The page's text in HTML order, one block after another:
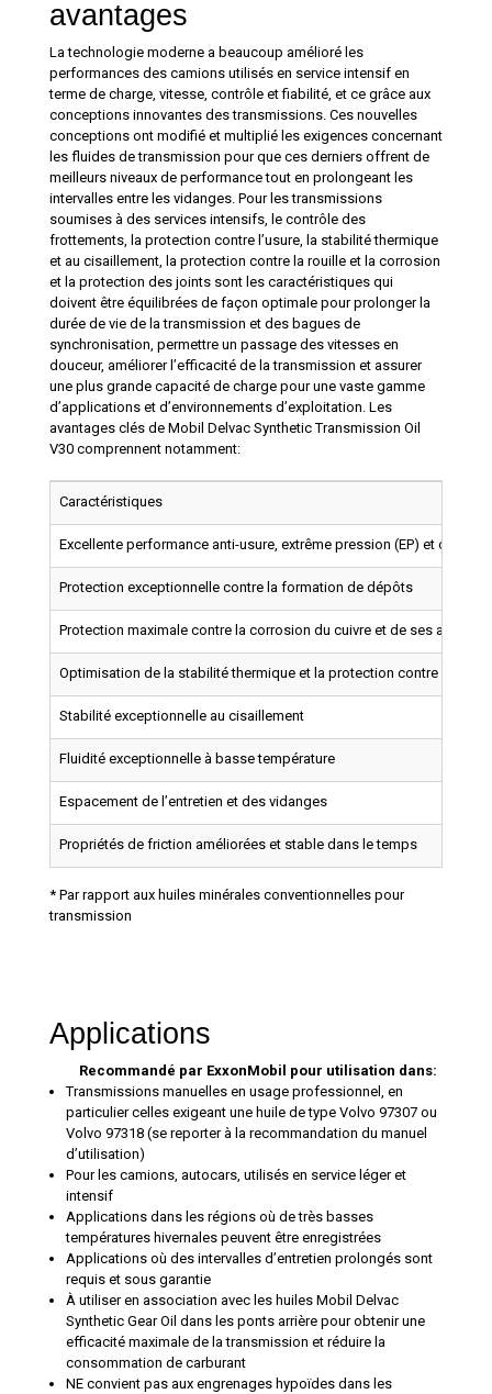
avantages
La technologie moderne a beaucoup amélioré les
performances des camions utilisés en service intensif en
terme de charge, vitesse, contrôle et fiabilité, et ce grâce aux
conceptions innovantes des transmissions. Ces nouvelles
conceptions ont modifié et multiplié les exigences concernant
les fluides de transmission pour que ces derniers offrent de
meilleurs niveaux de performance tout en prolongeant les
intervalles entre les vidanges. Pour les transmissions
soumises à des services intensifs, le contrôle des
frottements, la protection contre l’usure, la stabilité thermique
et au cisaillement, la protection contre la rouille et la corrosion
et la protection des joints sont les caractéristiques qui
doivent être équilibrées de façon optimale pour prolonger la
durée de vie de la transmission et des bagues de
synchronisation, permettre un passage des vitesses en
douceur, améliorer l’efficacité de la transmission et assurer
une plus grande capacité de charge pour une vaste gamme
d’applications et d’environnements d’exploitation. Les
avantages clés de Mobil Delvac Synthetic Transmission Oil
V30 comprennent notamment:
Caractéristiques
Excellente performance anti-usure, extrême pression (EP) et
Protection exceptionnelle contre la formation de dépôts
Protection maximale contre la corrosion du cuivre et de ses alliages
Optimisation de la stabilité thermique et la protection contre
Stabilité exceptionnelle au cisaillement
Fluidité exceptionnelle à basse température
Espacement de l’entretien et des vidanges
Propriétés de friction améliorées et stable dans le temps
* Par rapport aux huiles minérales conventionnelles pour
transmission
Applications
Recommandé par ExxonMobil pour utilisation dans:
Transmissions manuelles en usage professionnel, en
particulier celles exigeant une huile de type Volvo 97307 ou
Volvo 97318 (se reporter à la recommandation du manuel
d’utilisation)
Pour les camions, autocars, utilisés en service léger et
intensif
Applications dans les régions où de très basses
températures hivernales peuvent être enregistrées
Applications où des intervalles d’entretien prolongés sont
requis et sous garantie
À utiliser en association avec les huiles Mobil Delvac
Synthetic Gear Oil dans les ponts arrière pour obtenir une
efficacité maximale de la transmission et réduire la
consommation de carburant
NE convient pas aux engrenages hypoïdes dans les